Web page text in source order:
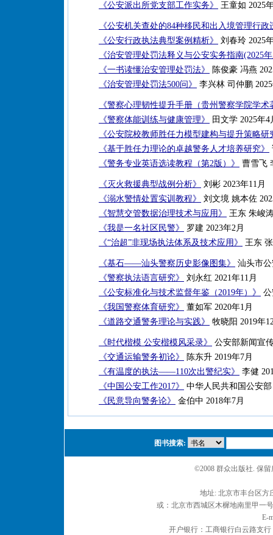
《公安派出所党支部工作实务》
王童如 2025
《公安机关查处的84种移民和出入境管理行
《公安行政执法典型案例精析》
刘春玲 2025
《治安管理处罚法释义与公安实务指南(2025
《一书读懂治安管理处罚法》
陈俊豪 冯燕
《治安管理处罚法500问》
李兴林 司仲鹏
《警察心理韧性提升手册（贵州警察学院学
《警察体能训练与健康管理》
田文学 2025年4
《公安院校教师胜任力模型建构与提升策略研
《基于胜任力理论的卓越警务人才培养研究》
《警务专业英语选读教程（第2版）》
曹雪飞
《灭火救援典型战例分析》
刘彬 2023年11月
《溺水警情处置实训教程》
刘文境 姚本佐
《智慧交管数据治理技术与应用》
王东 朱峻
《我是一名社区民警》
罗建 2023年2月
《“治超”非现场执法体系及技术应用》
王东
《基石——汕头警察历史影像图集》
汕头市
《警察执法语言研究》
刘永红 2021年11月
《公安标准化与技术监督年鉴（2019年）》
《我国警察体育研究》
董如军 2020年1月
《道路交通警务理论与实践》
牧晓阳 2019年
《时代楷模 公安楷模风采录》
公安部新闻宣
《交通运输警务初论》
陈东升 2019年7月
《有温度的执法——110次出警纪实》
李健
《中国公安工作2017》
中华人民共和国公安部
《民意导向警务论》
金伯中 2018年7月
图书搜索:
©2008 群众出版社. 保
地址: 北京市丰台区
或：北京市西城区木樨地南里甲一
E-
开户银行：工商银行白云路支